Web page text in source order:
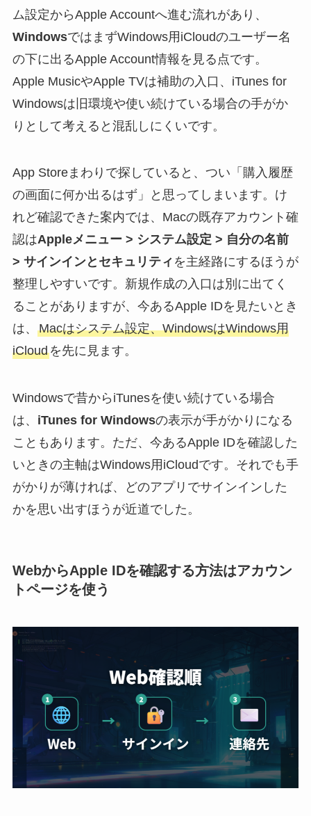
ム設定からApple Accountへ進む流れがあり、
WindowsではまずWindows用iCloudのユーザー名
の下に出るApple Account情報を見る点です。
Apple MusicやApple TVは補助の入口、iTunes for
Windowsは旧環境や使い続けている場合の手がか
りとして考えると混乱しにくいです。
App Storeまわりで探していると、つい「購入履歴
の画面に何か出るはず」と思ってしまいます。け
れど確認できた案内では、Macの既存アカウント確
認はAppleメニュー > システム設定 > 自分の名前
> サインインとセキュリティ を主経路にするほうが
整理しやすいです。新規作成の入口は別に出てく
ることがありますが、今あるApple IDを見たいとき
は、 Macはシステム設定、WindowsはWindows用
iCloudを先に見ます。
Windowsで昔からiTunesを使い続けている場合
は、 iTunes for Windowsの表示が手がかりになる
こともあります。ただ、今あるApple IDを確認した
いときの主軸はWindows用iCloudです。それでも手
がかりが薄ければ、どのアプリでサインインした
かを思い出すほうが近道でした。
WebからApple IDを確認する方法はアカウン
トページを使う